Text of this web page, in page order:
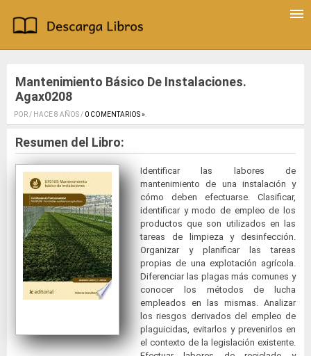
Mantenimiento Básico De Instalaciones.
Agax0208
POR / HACE 8 AÑOS / 0 COMENTARIOS ».
Resumen del Libro:
Identificar las labores de
mantenimiento de una instalación y
cómo deben efectuarse. Clasificar,
identificar y modo de empleo de los
productos que son utilizados en las
tareas de limpieza y desinfección.
Organizar y planificar las tareas
propias de una explotación agrícola.
Diferenciar las plagas más comunes y
conocer los métodos de lucha
empleados en las mismas. Analizar
los riesgos derivados del empleo de
plaguicidas, evitarlos y prevenirlos en
el contexto de la legislación existente.